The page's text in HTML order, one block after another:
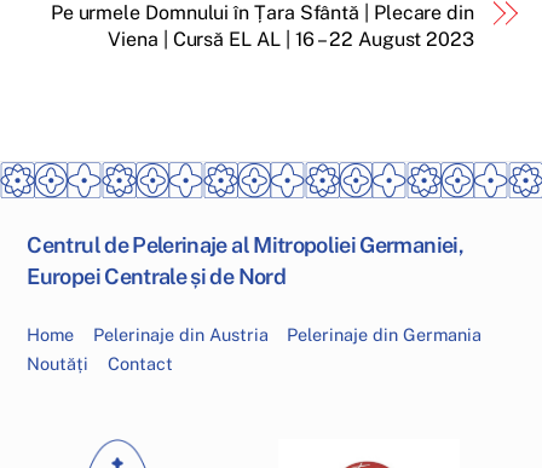
Pe urmele Domnului în Țara Sfântă | Plecare din
Viena | Cursă EL AL | 16 – 22 August 2023
Centrul de Pelerinaje al Mitropoliei Germaniei,
Europei Centrale și de Nord
Home Pelerinaje din Austria
Pelerinaje din Germania
Noutăți
Contact